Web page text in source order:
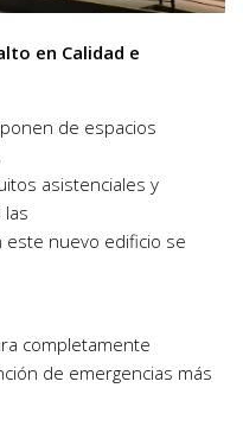
en Calidad e
de espacios
asistenciales y
este nuevo edificio se
completamente
de emergencias más